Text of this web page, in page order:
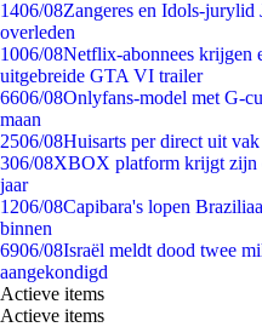
1406/08Zangeres en Idols-jurylid
overleden
1006/08Netflix-abonnees krijgen
uitgebreide GTA VI trailer
6606/08Onlyfans-model met G-
maan
2506/08Huisarts per direct uit
306/08XBOX platform krijgt zijn
jaar
1206/08Capibara's lopen
binnen
6906/08Israël meldt dood twee
aangekondigd
Actieve items
Actieve items